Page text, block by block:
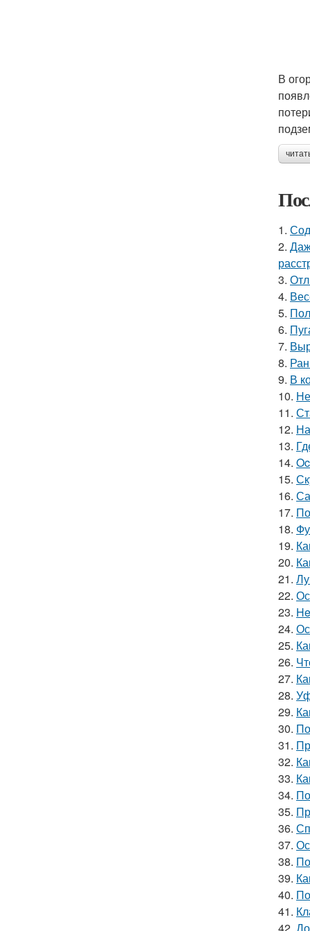
В
1.
2.
3.
4.
5.
6.
7.
8.
9. В
10.
11.
12.
13.
14.
15.
16.
17.
18.
19.
20.
21.
22.
23.
24.
25.
26.
27.
28.
29.
30.
31.
32.
33.
34.
35.
36.
37.
38.
39.
40.
41.